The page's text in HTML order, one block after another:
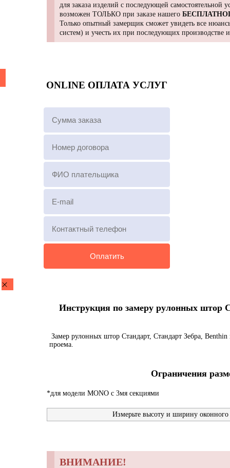
для заказа изделий с последующей
возможен ТОЛЬКО при заказе нашего
Только опытный замерщик сможет увидеть все
систем) и учесть их при последующих производстве
ONLINE ОПЛАТА УСЛУГ
Инструкция по замеру рулонных штор
Замер рулонных штор Стандарт, Стандарт Зебра,
проема.
Ограничения
*для модели MONO с 3мя секциями
Измерьте высоту и ширину оконного
ВНИМАНИЕ!